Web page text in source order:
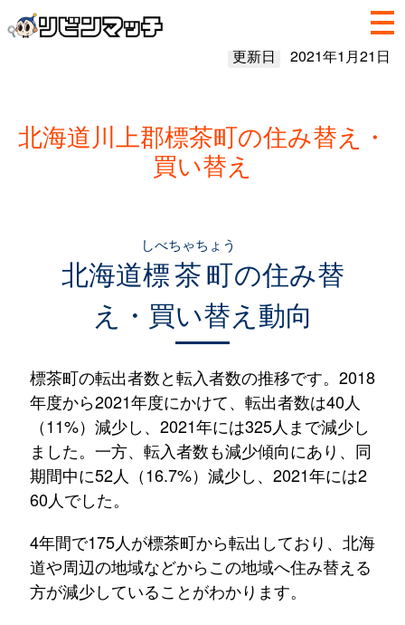
更新日 2021年1月21日
北海道川上郡標茶町の住み替え・
買い替え
北海道標茶町
しべちゃちょう
の住み替
え・買い替え動向
標茶町の転出者数と転入者数の推移です。2018
年度から2021年度にかけて、転出者数は40人
（11%）減少し、2021年には325人まで減少し
ました。一方、転入者数も減少傾向にあり、同
期間中に52人（16.7%）減少し、2021年には2
60人でした。
4年間で175人が標茶町から転出しており、北海
道や周辺の地域などからこの地域へ住み替える
方が減少していることがわかります。